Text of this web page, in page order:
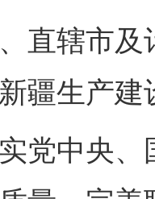
直辖市
疆生产
中央、